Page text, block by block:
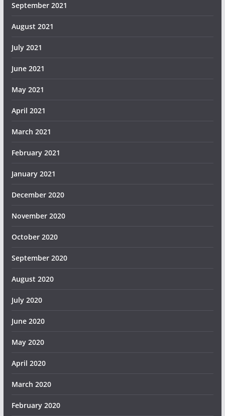
September 2021
August 2021
July 2021
June 2021
May 2021
April 2021
March 2021
February 2021
January 2021
December 2020
November 2020
October 2020
September 2020
August 2020
July 2020
June 2020
May 2020
April 2020
March 2020
February 2020